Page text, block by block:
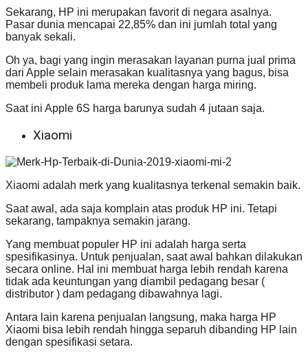
Sekarang, HP ini merupakan favorit di negara asalnya.
Pasar dunia mencapai 22,85% dan ini jumlah total yang
banyak sekali.
Oh ya, bagi yang ingin merasakan layanan purna jual prima
dari Apple selain merasakan kualitasnya yang bagus, bisa
membeli produk lama mereka dengan harga miring.
Saat ini Apple 6S harga barunya sudah 4 jutaan saja.
Xiaomi
Xiaomi adalah merk yang kualitasnya terkenal semakin baik.
Saat awal, ada saja komplain atas produk HP ini. Tetapi
sekarang, tampaknya semakin jarang.
Yang membuat populer HP ini adalah harga serta
spesifikasinya. Untuk penjualan, saat awal bahkan dilakukan
secara online. Hal ini membuat harga lebih rendah karena
tidak ada keuntungan yang diambil pedagang besar (
distributor ) dam pedagang dibawahnya lagi.
Antara lain karena penjualan langsung, maka harga HP
Xiaomi bisa lebih rendah hingga separuh dibanding HP lain
dengan spesifikasi setara.